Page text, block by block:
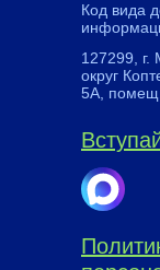
127299, г.
округ
5А,
Код вида